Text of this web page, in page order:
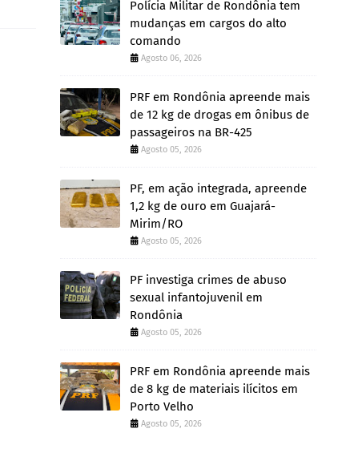
Polícia Militar de Rondônia tem
mudanças em cargos do alto
comando
Agosto 06, 2026
PRF em Rondônia apreende mais
de 12 kg de drogas em ônibus de
passageiros na BR-425
Agosto 05, 2026
PF, em ação integrada, apreende
1,2 kg de ouro em Guajará-
Mirim/RO
Agosto 05, 2026
PF investiga crimes de abuso
sexual infantojuvenil em
Rondônia
Agosto 05, 2026
PRF em Rondônia apreende mais
de 8 kg de materiais ilícitos em
Porto Velho
Agosto 05, 2026